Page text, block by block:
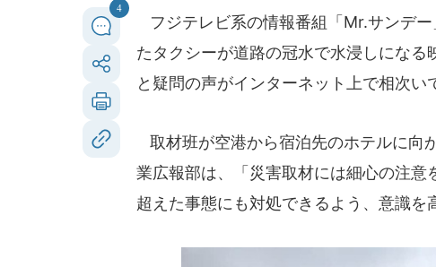
4
フジテレビ系の情報番組「Mr.サンデ
たタクシーが道路の冠水で水浸しにな
と疑問の声がインターネット上で相次い
取材班が空港から宿泊先のホテルに向
業広報部は、「災害取材には細心の注
超えた事態にも対処できるよう、意識を